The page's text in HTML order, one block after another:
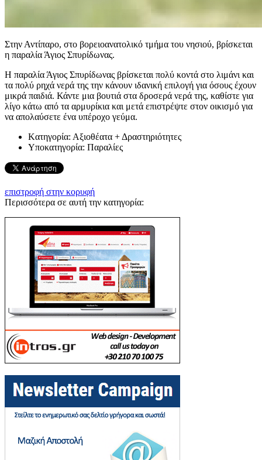
Στην Αντίπαρο, στο βορειοανατολικό τμήμα του νησιού, βρίσκεται
η παραλία Άγιος Σπυρίδωνας.
Η παραλία Άγιος Σπυρίδωνας βρίσκεται πολύ κοντά στο λιμάνι και
τα πολύ ρηχά νερά της την κάνουν ιδανική επιλογή για όσους έχουν
μικρά παιδιά. Κάντε μια βουτιά στα δροσερά νερά της, καθίστε για
λίγο κάτω από τα αρμυρίκια και μετά επιστρέψτε στον οικισμό για
να απολαύσετε ένα υπέροχο γεύμα.
Kατηγορία: Αξιοθέατα + Δραστηριότητες
Υποκατηγορία: Παραλίες
επιστροφή στην κορυφή
Περισσότερα σε αυτή την κατηγορία: